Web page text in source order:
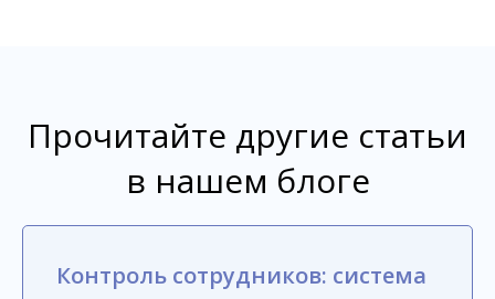
Прочитайте другие статьи
в нашем блоге
Контроль сотрудников: система